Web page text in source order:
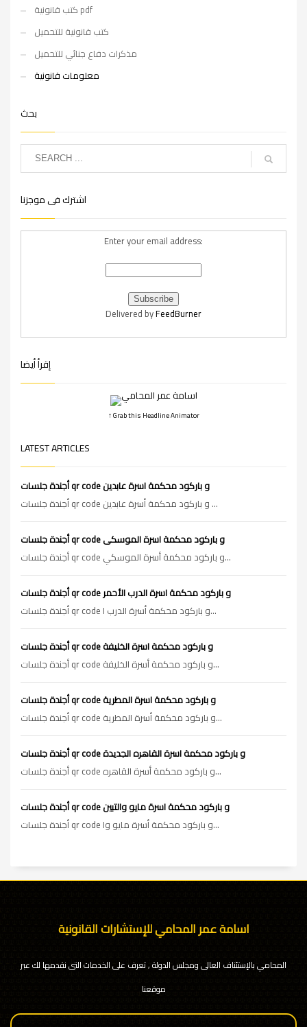
كتب قانونية pdf
كتب قانونية للتحميل
مذكرات دفاع جنائي للتحميل
معلومات قانونية
بحث
اشترك فى موجزنا
Enter your email address:
Delivered byFeedBurner
إقرأ أيضا
↑ Grab this Headline Animator
LATEST ARTICLES
أجندة جلسات qr code و باركود محكمة اسرة عابدين
أجندة جلسات qr code و باركود محكمة أسرة عابدين ...
أجندة جلسات qr code و باركود محكمة اسرة الموسكى
أجندة جلسات qr code و باركود محكمة أسرة الموسكي...
أجندة جلسات qr code و باركود محكمة اسرة الدرب الأحمر
أجندة جلسات qr code و باركود محكمة أسرة الدرب ا...
أجندة جلسات qr code و باركود محكمة اسرة الخليفة
أجندة جلسات qr code و باركود محكمة أسرة الخليفة...
أجندة جلسات qr code و باركود محكمة اسرة المطرية
أجندة جلسات qr code و باركود محكمة أسرة المطرية...
أجندة جلسات qr code و باركود محكمة اسرة القاهره الجديدة
أجندة جلسات qr code و باركود محكمة أسرة القاهره...
أجندة جلسات qr code و باركود محكمة اسرة مايو والتبين
أجندة جلسات qr code و باركود محكمة أسرة مايو وا...
اسامة عمر المحامي للإستشارات القانونية
المحامي بالإستئناف العالى ومجلس الدولة , تعرف على الخدمات التى نقدمها لك عبر
موقعنا